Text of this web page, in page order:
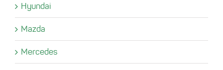
Hyundai
Mazda
Mercedes